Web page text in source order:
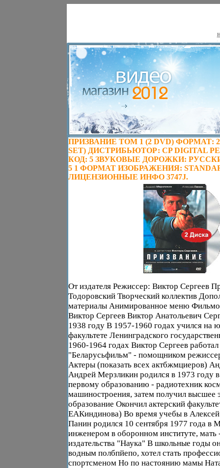
ПРИЗВАНИЕ ТОМ 1 (2 DVD) ФОРМАТ: 2
SET) ДИСТРИБЬЮТОР: CP DIGITAL
КОД: 5 ЗВУКОВЫЕ ДОРОЖКИ:
5 1 ФОРМАТ ИЗОБРАЖЕНИЯ:
ЛИЦЕНЗИОННЫЕ ИНФО 3747J.
От издателя Режиссер: Виктор Сергеев
Тодоровский Творческий коллектив
материалы Анимированное меню
Виктор Сергеев Виктор Анатольевич
1938 году В 1957-1960 годах учился на
факультете Ленинградского
1960-1964 годах Виктор Сергеев
"Беларусьфильм" - помощником
Актеры (показать всех актбжмциеров)
Андрей Мерзликин родился в 1973 году
первому образованию - радиотехник
машиностроения, затем получил высшее
образование Окончил актерский
ЕАКиндинова) Во время учебы в
Панин родился 10 сентября 1977 года в
инженером в оборонном институте, мать
издательства "Наука" В школьные годы
водным полбпйепо, хотел стать
спортсменом Но по настоянию мамы